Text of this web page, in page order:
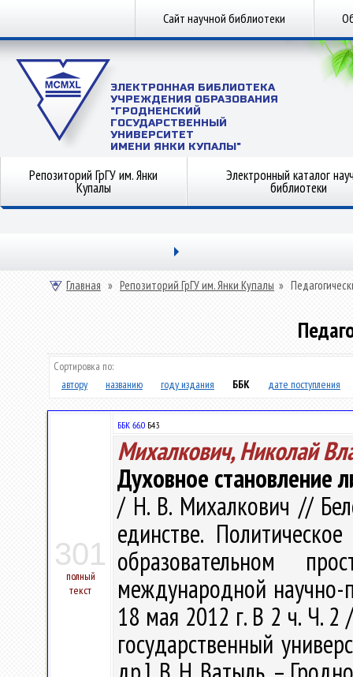
Сайт научной библиотеки
ЭЛЕКТРОННАЯ БИБЛИОТЕКА
УЧРЕЖДЕНИЯ ОБРАЗОВАНИЯ
"ГРОДНЕНСКИЙ
ГОСУДАРСТВЕННЫЙ
УНИВЕРСИТЕТ
ИМЕНИ ЯНКИ КУПАЛЫ"
Репозиторий ГрГУ им. Янки
Купалы
Электронный каталог
библиотеки
Главная » Репозиторий ГрГУ им. Янки Купалы »
Сортировка по:
автору
названию году издания ББК дате поступления
301
полный
текст
ББК 66.0 Б43
Михалкович, Николай
Духовное становление
/ Н. В. Михалкович //
единстве.
образовательном
международной научно-
18 мая 2012 г. В 2 ч. Ч. 2
государственный